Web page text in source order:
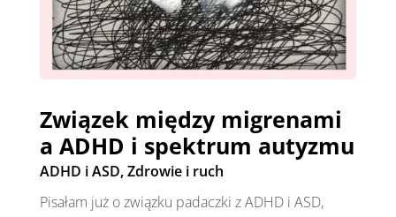
Związek między migrenami
a ADHD i spektrum autyzmu
ADHD i ASD,Zdrowie i ruch
Pisałam już o związku padaczki z ADHD i ASD,